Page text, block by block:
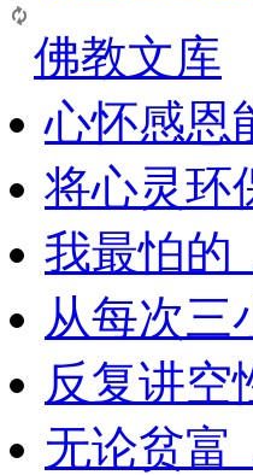
佛教文库
心怀感恩
将心灵环
我最怕的
从每次三
反复讲空
无论贫富